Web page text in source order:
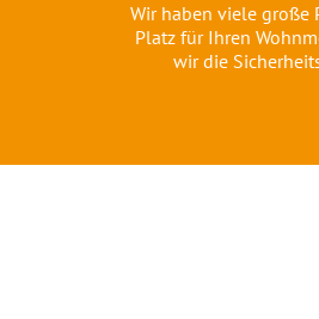
Wir haben viele große
Platz für Ihren
wir die